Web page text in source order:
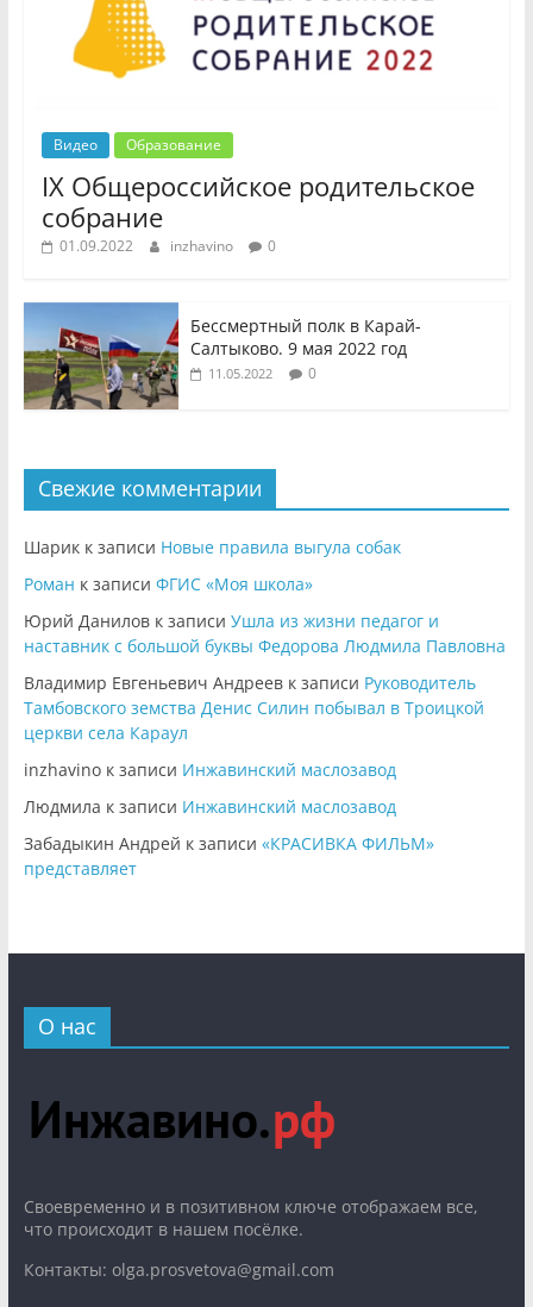
Видео Образование
IX Общероссийское родительское
собрание
01.09.2022 inzhavino 0
Бессмертный полк в Карай-
Салтыково. 9 мая 2022 год
11.05.2022 0
Свежие комментарии
Шарикк записи Новые правила выгула собак
Роман к записи ФГИС «Моя школа»
Юрий Даниловк записи Ушла из жизни педагог и
наставник с большой буквы Федорова Людмила Павловна
Владимир Евгеньевич Андреевк записи Руководитель
Тамбовского земства Денис Силин побывал в Троицкой
церкви села Караул
inzhavinoк записи Инжавинский маслозавод
Людмила к записи Инжавинский маслозавод
Забадыкин Андрей к записи «КРАСИВКА ФИЛЬМ»
представляет
О нас
Cвоевременно и в позитивном ключе отображаем все,
что происходит в нашем посёлке.
Контакты: olga.prosvetova@gmail.com